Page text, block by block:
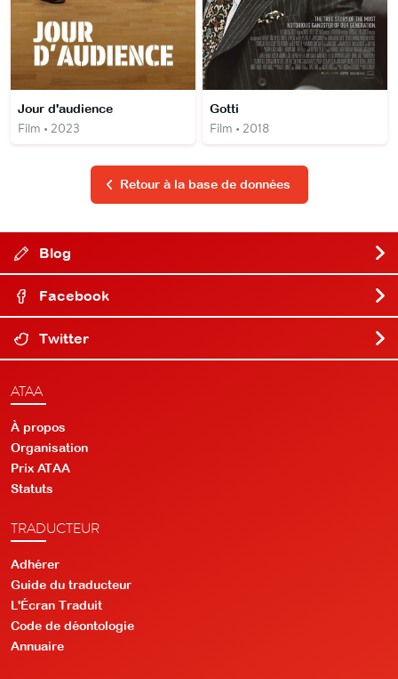
Jour d'audience
Film • 2023
Gotti
Film • 2018
Retour à la base de données
Blog
Facebook
Twitter
ATAA
À propos
Organisation
Prix ATAA
Statuts
TRADUCTEUR
Adhérer
Guide du traducteur
L'Écran Traduit
Code de déontologie
Annuaire